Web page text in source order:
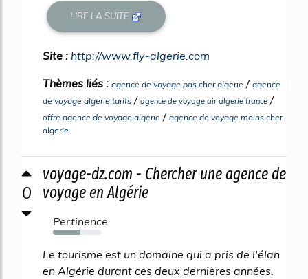
LIRE LA SUITE
Site : http://www.fly-algerie.com
Thèmes liés : agence de voyage pas cher algerie / agence
de voyage algerie tarifs / agence de voyage air algerie france /
offre agence de voyage algerie / agence de voyage moins cher
algerie
0
voyage-dz.com - Chercher une agence de
voyage en Algérie
Pertinence
56%
Le tourisme est un domaine qui a pris de l'élan
en Algérie durant ces deux dernières années,